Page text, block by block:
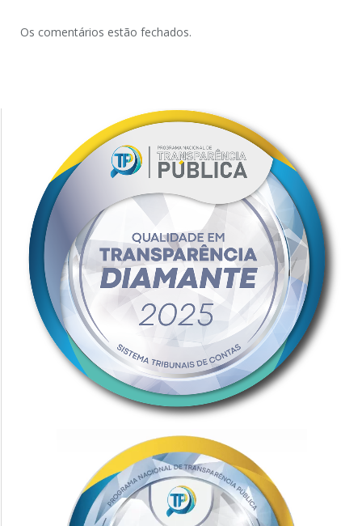
Os comentários estão fechados.